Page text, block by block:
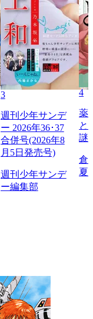
3
週刊少年サンデ
ー 2026年36･37
合併号(2026年8
月5日発売号)
週刊少年サンデ
ー編集部
4
薬
と
謎
倉
夏